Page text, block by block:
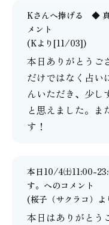
Kさんへ捧げる ◆
メント
(Kより[11/03])
本日ありがとうご
だけではなく占い
んいただき、少し
と思えました。ま
す！
本日10/4㈯11:00-
す。 へのコメント
(桜子（サクラコ）
本日はありがとう